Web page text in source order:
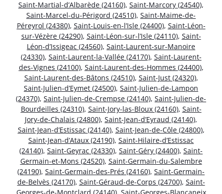
Saint-Martial-d’Albarède (24160), Saint-Marcory (24540),
Saint-Marcel-du-Périgord (24510), Saint-Maime-de-
Péreyrol (24380), Saint-Louis-en-l’Isle (24400), Saint-Léon-
sur-Vézère (24290), Saint-Léon-sur-l’Isle (24110), Saint-
Léon-d’Issigeac (24560), Saint-Laurent-sur-Manoire
(24330), Saint-Laurent-la-Vallée (24170), Saint-Laurent-
des-Vignes (24100), Saint-Laurent-des-Hommes (24400),
Saint-Laurent-des-Bâtons (24510), Saint-Just (24320),
Saint-Julien-d’Eymet (24500), Saint-Julien-de-Lampon
(24370), Saint-Julien-de-Crempse (24140), Saint-Julien-de-
Bourdeilles (24310), Saint-Jory-las-Bloux (24160), Saint-
Jory-de-Chalais (24800), Saint-Jean-d’Eyraud (24140),
Saint-Jean-d’Estissac (24140), Saint-Jean-de-Côle (24800),
Saint-Jean-d’Ataux (24190), Saint-Hilaire-d’Estissac
(24140), Saint-Geyrac (24330), Saint-Géry (24400), Saint-
Germain-et-Mons (24520), Saint-Germain-du-Salembre
(24190), Saint-Germain-des-Prés (24160), Saint-Germain-
de-Belvès (24170), Saint-Géraud-de-Corps (24700), Saint-